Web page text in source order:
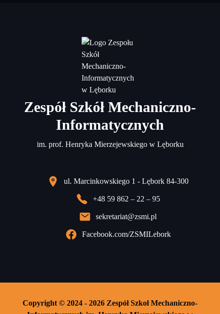
Zespół Szkół Mechaniczno-
Informatycznych
im. prof. Henryka Mierzejewskiego w Lęborku
ul. Marcinkowskiego 1 - Lębork 84-300
+48 59 862 – 22 – 95
sekretariat@zsmi.pl
Facebook.com/ZSMILebork
Copyright © 2024 - 2026 Zespół Szkoł Mechaniczno-